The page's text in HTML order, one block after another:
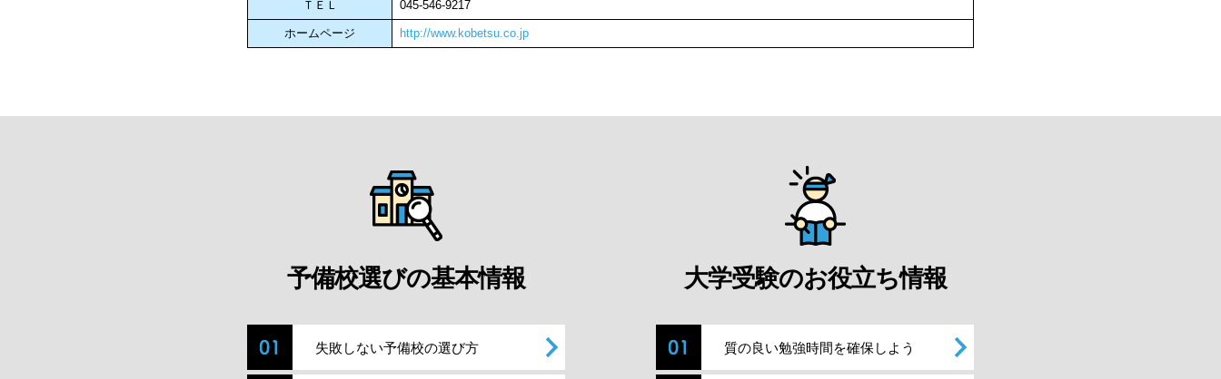
ＴＥＬ 045-546-9217
ホームページ http://www.kobetsu.co.jp
予備校選びの基本情報
失敗しない予備校の選び方
大学受験のお役立ち情報
質の良い勉強時間を確保しよう